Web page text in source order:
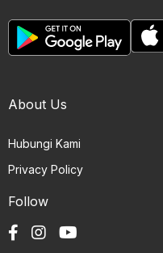
About Us
Hubungi Kami
Privacy Policy
Follow